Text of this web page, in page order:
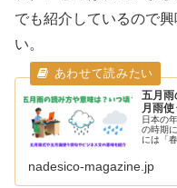
でも紹介しているので
い。
五月雨
月雨使
日本の
の時期
には「
ありま
nadesico-magazine.jp